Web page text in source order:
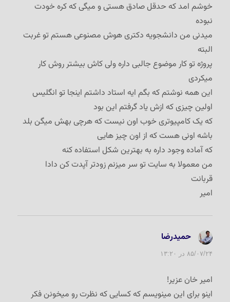
خوشم امد که حدقل صادق هستی و ميگی که کره خودت
نبوده
ميدنی من دانشجويه دکتری هوش مصنوعی هستم تو غربت
البته
پروژه تو کار موضوع جالبی داره ولی کاش بيشتر روش کار
ميکردی
اين همه نوشتم که بگم ايه استاد داشتم اينجا تو انگليس
اولين چيزی که ازش ياد گرفتم اين بود
که يک کامپيوتری خوب اون نيست که هرچی بهش ميگن بلد
باشه اونی هست که از اون چيز هايی
که آماده وجود داره به بهترين شکل استفاده کنه
من معمولا به سايت تو سر ميزنم زودتر آپدت کن دادا
قربانت
امير
حمیدرضا
۸۵/۰۷/۲۴ در ۱۳:۲۰
امیر خان عزیر!
اینو برای این مینویسم که کسایی که نظرت رو میخونن فکر